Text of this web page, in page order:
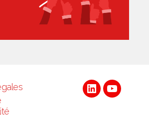
LinkedinYoutube